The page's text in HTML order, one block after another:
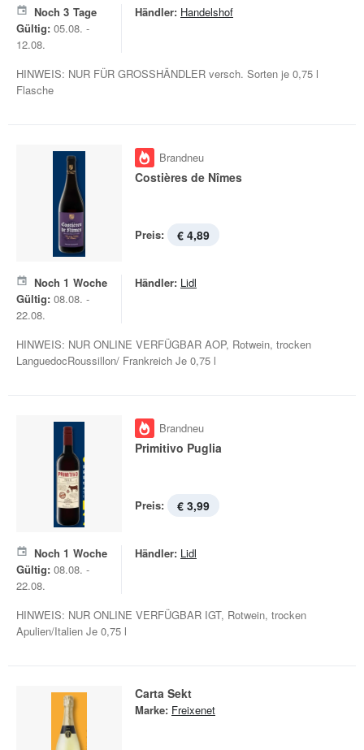
Noch 3 Tage
Gültig: 05.08. -
12.08.
Händler: Handelshof
HINWEIS: NUR FÜR GROSSHÄNDLER versch. Sorten je 0,75 l
Flasche
Brandneu
Costières de Nîmes
Preis: € 4,89
Noch 1 Woche
Gültig: 08.08. -
22.08.
Händler: Lidl
HINWEIS: NUR ONLINE VERFÜGBAR AOP, Rotwein, trocken
LanguedocRoussillon/ Frankreich Je 0,75 l
Brandneu
Primitivo Puglia
Preis: € 3,99
Noch 1 Woche
Gültig: 08.08. -
22.08.
Händler: Lidl
HINWEIS: NUR ONLINE VERFÜGBAR IGT, Rotwein, trocken
Apulien/Italien Je 0,75 l
Carta Sekt
Marke: Freixenet